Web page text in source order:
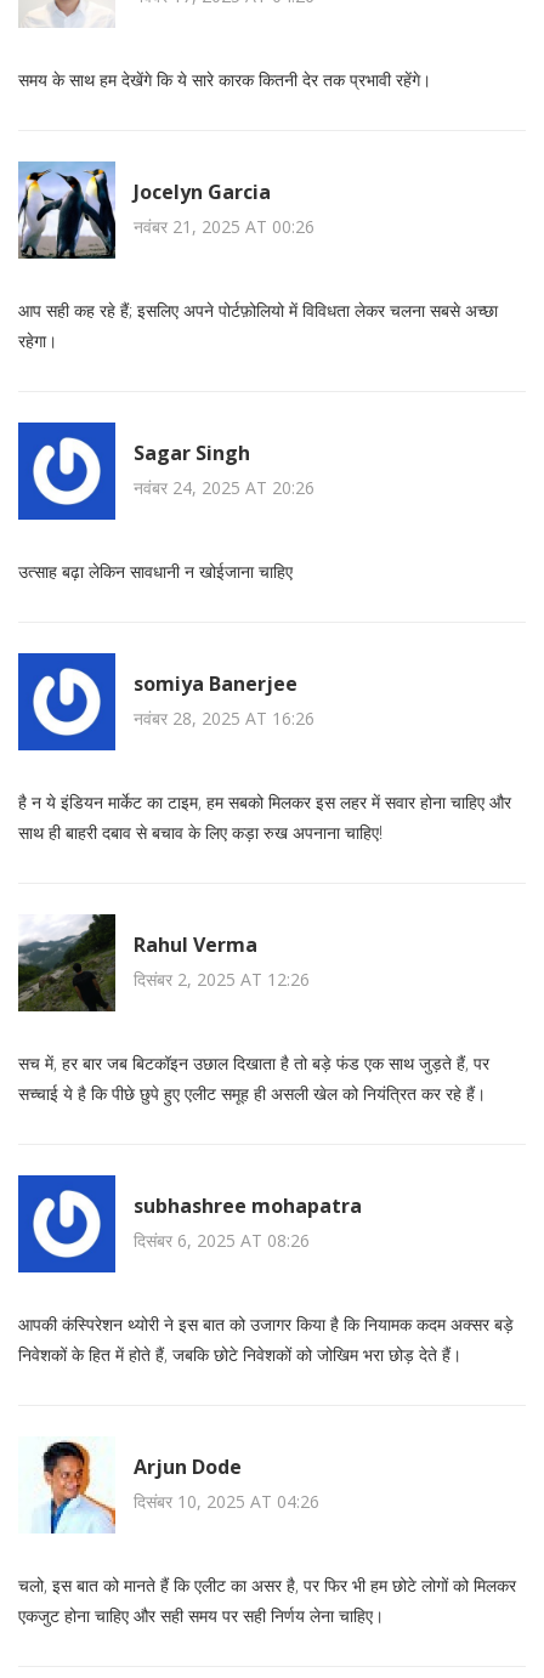
समय के साथ हम देखेंगे कि ये सारे कारक कितनी देर तक प्रभावी रहेंगे।
Jocelyn Garcia
नवंबर 21, 2025 AT 00:26
आप सही कह रहे हैं; इसलिए अपने पोर्टफ़ोलियो में विविधता लेकर चलना सबसे अच्छा
रहेगा।
Sagar Singh
नवंबर 24, 2025 AT 20:26
उत्साह बढ़ा लेकिन सावधानी न खोईजाना चाहिए
somiya Banerjee
नवंबर 28, 2025 AT 16:26
है न ये इंडियन मार्केट का टाइम, हम सबको मिलकर इस लहर में सवार होना चाहिए और
साथ ही बाहरी दबाव से बचाव के लिए कड़ा रुख अपनाना चाहिए!
Rahul Verma
दिसंबर 2, 2025 AT 12:26
सच में, हर बार जब बिटकॉइन उछाल दिखाता है तो बड़े फंड एक साथ जुड़ते हैं, पर
सच्चाई ये है कि पीछे छुपे हुए एलीट समूह ही असली खेल को नियंत्रित कर रहे हैं।
subhashree mohapatra
दिसंबर 6, 2025 AT 08:26
आपकी कंस्पिरेशन थ्योरी ने इस बात को उजागर किया है कि नियामक कदम अक्सर बड़े
निवेशकों के हित में होते हैं, जबकि छोटे निवेशकों को जोखिम भरा छोड़ देते हैं।
Arjun Dode
दिसंबर 10, 2025 AT 04:26
चलो, इस बात को मानते हैं कि एलीट का असर है, पर फिर भी हम छोटे लोगों को मिलकर
एकजुट होना चाहिए और सही समय पर सही निर्णय लेना चाहिए।